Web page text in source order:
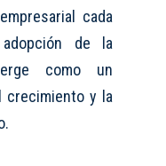
cada
de la
como un
crecimiento y la